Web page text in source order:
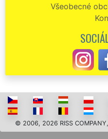
Všeobecné